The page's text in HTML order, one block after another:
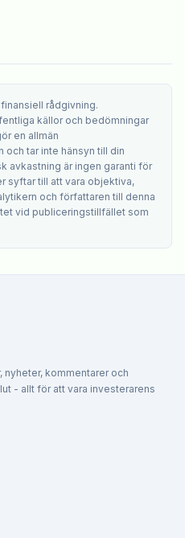
rådgivning.
källor och bedömningar
en allmän
tar inte hänsyn till din
avkastning är ingen garanti för
syftar till att vara objektiva,
och författaren till denna
vid publiceringstillfället som
kommentarer och
- allt för att vara investerarens